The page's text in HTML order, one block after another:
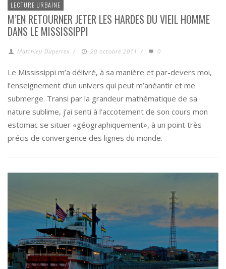
LECTURE URBAINE
M’EN RETOURNER JETER LES HARDES DU VIEIL HOMME
DANS LE MISSISSIPPI
Matthieu Duperrex / 20 octobre 2011 / 0
Le Mississippi m’a délivré, à sa manière et par-devers moi,
l’enseignement d’un univers qui peut m’anéantir et me
submerge. Transi par la grandeur mathématique de sa
nature sublime, j’ai senti à l’accotement de son cours mon
estomac se situer «géographiquement», à un point très
précis de convergence des lignes du monde.